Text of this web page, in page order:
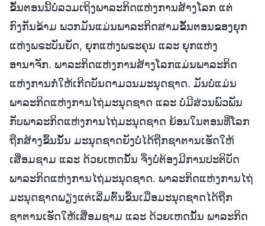
ຂັ້ນຕອນນີ້ບໍ່ລວມເຖິງພາລະກິດແຫ່ງການສ້າງໂລກ ແຕ່
ກົງກັນຂ້າມ ພວກມັນແມ່ນພາລະກິດສາມຂັ້ນຕອນຂອງຍຸກ
ແຫ່ງພຣະບັນຍັດ, ຍຸກແຫ່ງພຣະຄຸນ ແລະ ຍຸກແຫ່ງ
ອານາຈັກ. ພາລະກິດແຫ່ງການສ້າງໂລກແມ່ນພາລະກິດ
ແຫ່ງການກໍ່ໃຫ້ເກີດບັນດາມວນມະນຸດຊາດ. ມັນບໍ່ແມ່ນ
ພາລະກິດແຫ່ງການໄຖ່ມະນຸດຊາດ ແລະ ບໍ່ມີສ່ວນພົວພັນ
ກັບພາລະກິດແຫ່ງການໄຖ່ມະນຸດຊາດ ຍ້ອນໃນຕອນທີ່ໂລກ
ຖືກສ້າງຂຶ້ນນັ້ນ ມະນຸດຊາດຍັງບໍ່ໄດ້ຖືກຊາຕານເຮັດໃຫ້
ເສື່ອມຊາມ ແລະ ດ້ວຍເຫດນັ້ນ ຈຶ່ງບໍ່ຕ້ອງມີການປະຕິບັດ
ພາລະກິດແຫ່ງການໄຖ່ມະນຸດຊາດ. ພາລະກິດແຫ່ງການໄຖ່
ມະນຸດຊາດພຽງແຕ່ເລີ່ມຕົ້ນຂຶ້ນເມື່ອມະນຸດຊາດໄດ້ຖືກ
ຊາຕານເຮັດໃຫ້ເສື່ອມຊາມ ແລະ ດ້ວຍເຫດນັ້ນ ພາລະກິດ